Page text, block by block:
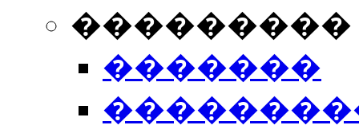
�������